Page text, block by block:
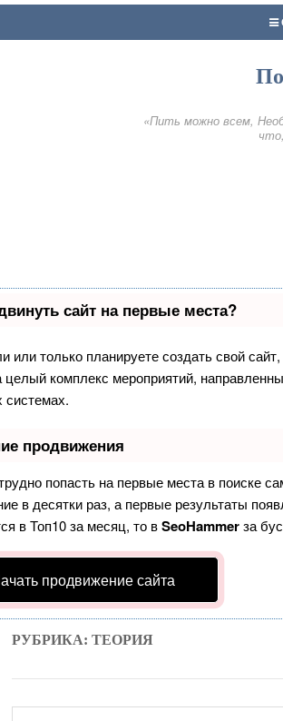
«Пить можно всем,
сайт на первые места?
или только планируете создать свой
целый комплекс мероприятий,
системах.
продвижения
попасть на первые места в поиске
в десятки раз, а первые результаты
в Топ10 за месяц, то вSeoHammerза
продвижение сайта
РУБРИКА: ТЕОРИЯ